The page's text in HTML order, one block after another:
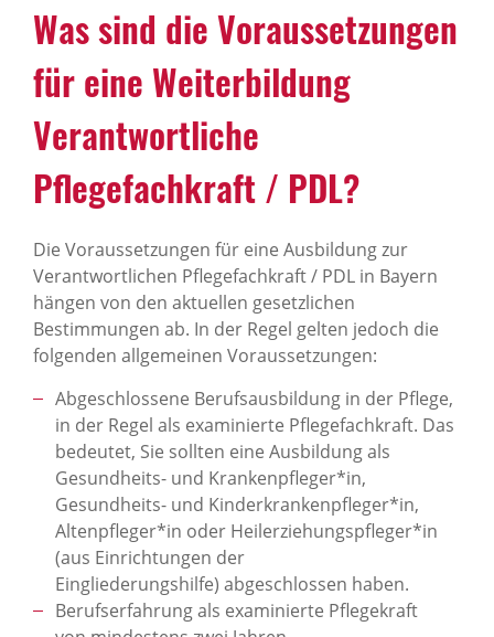
Was sind die Voraussetzungen
für eine Weiterbildung
Verantwortliche
Pflegefachkraft / PDL?
Die Voraussetzungen für eine Ausbildung zur
Verantwortlichen Pflegefachkraft / PDL in Bayern
hängen von den aktuellen gesetzlichen
Bestimmungen ab. In der Regel gelten jedoch die
folgenden allgemeinen Voraussetzungen:
Abgeschlossene Berufsausbildung in der Pflege,
in der Regel als examinierte Pflegefachkraft. Das
bedeutet, Sie sollten eine Ausbildung als
Gesundheits- und Krankenpfleger*in,
Gesundheits- und Kinderkrankenpfleger*in,
Altenpfleger*in oder Heilerziehungspfleger*in
(aus Einrichtungen der
Eingliederungshilfe) abgeschlossen haben.
Berufserfahrung als examinierte Pflegekraft